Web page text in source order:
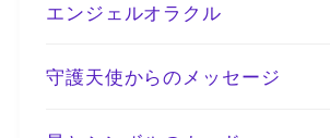
エンジェルオラクル
守護天使からのメッセージ